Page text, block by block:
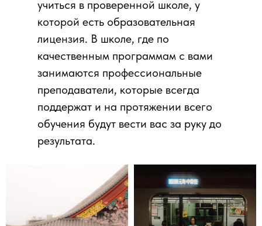
учиться в проверенной школе, у
которой есть образовательная
лицензия. В школе, где по
качественным программам с вами
занимаются профессиональные
преподаватели, которые всегда
поддержат и на протяжении всего
обучения будут вести вас за руку до
результата.
ПОДЕЛИТЬСЯ СТАТЬЕЙ